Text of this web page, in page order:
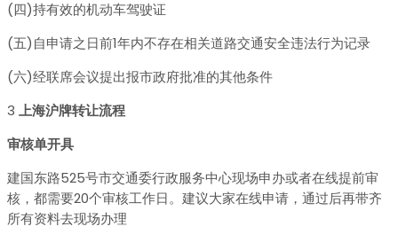
(四)持有效的机动车驾驶证
(五)自申请之日前1年内不存在相关道路交通安全违法行为记录
(六)经联席会议提出报市政府批准的其他条件
3 上海沪牌转让流程
审核单开具
建国东路525号市交通委行政服务中心现场申办或者在线提前审
核，都需要20个审核工作日。建议大家在线申请，通过后再带齐
所有资料去现场办理